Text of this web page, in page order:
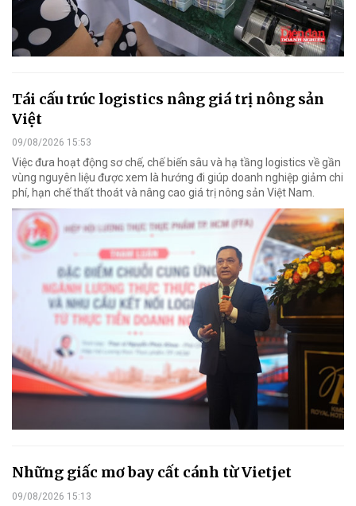
Tái cấu trúc logistics nâng giá trị nông sản
Việt
09/08/2026 15:53
Việc đưa hoạt động sơ chế, chế biến sâu và hạ tầng logistics về gần
vùng nguyên liệu được xem là hướng đi giúp doanh nghiệp giảm chi
phí, hạn chế thất thoát và nâng cao giá trị nông sản Việt Nam.
Những giấc mơ bay cất cánh từ Vietjet
09/08/2026 15:13